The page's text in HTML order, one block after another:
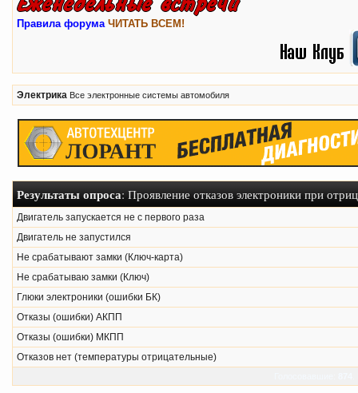
Правила форума ЧИТАТЬ ВСЕМ!
Электрика Все электронные системы автомобиля
Результаты опроса: Проявление отказов электроники при
Двигатель запускается не с первого раза
Двигатель не запустился
Не срабатывают замки (Ключ-карта)
Не срабатываю замки (Ключ)
Глюки электроники (ошибки БК)
Отказы (ошибки) АКПП
Отказы (ошибки) МКПП
Отказов нет (температуры отрицательные)